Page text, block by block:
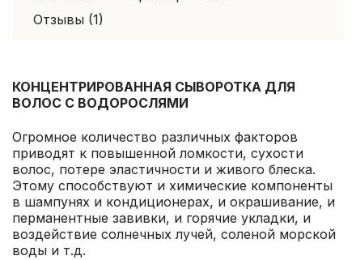
Отзывы (1)
КОНЦЕНТРИРОВАННАЯ СЫВОРОТКА ДЛЯ
ВОЛОС С ВОДОРОСЛЯМИ
Огромное количество различных факторов
приводят к повышенной ломкости, сухости
волос, потере эластичности и живого блеска.
Этому способствуют и химические компоненты
в шампунях и кондиционерах, и окрашивание, и
перманентные завивки, и горячие укладки, и
воздействие солнечных лучей, соленой морской
воды и т.д.